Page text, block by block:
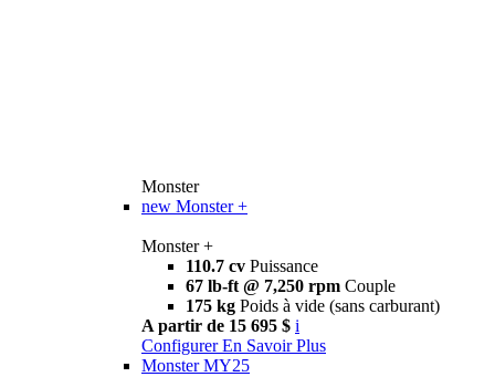
Monster
new Monster +
Monster +
110.7 cv Puissance
67 lb-ft @ 7,250 rpm Couple
175 kg Poids à vide (sans carburant)
A partir de 15 695 $ i
Configurer En Savoir Plus
Monster MY25